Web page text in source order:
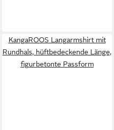
KangaROOS Langarmshirt mit
Rundhals, hüftbedeckende Länge,
figurbetonte Passform